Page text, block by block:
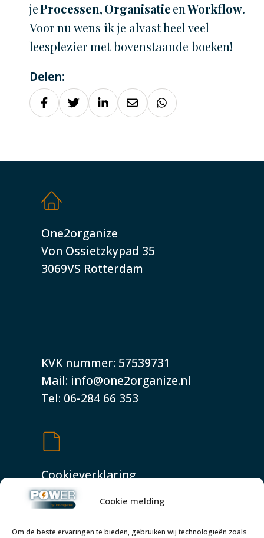
Cookie melding
Om de beste ervaringen te bieden, gebruiken wij technologieën zoals
jeProcessen,OrganisatieenWorkflow.
Voor nu wens ik je alvast heel veel
leesplezier met bovenstaande boeken!
Delen:
One2organize
Von Ossietzkypad 35
3069VS Rotterdam
KVK nummer: 57539731
Mail: info@one2organize.nl
Tel: 06-284 66 353
Cookieverklaring
Shop
Privacyverklaring
Algemene voorwaarden